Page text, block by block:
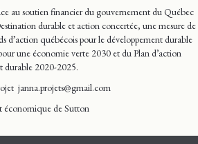
au soutien financier du gouvernement du Québec
durable et action concertée, une mesure de
d’action québécois pour le développement durable
une économie verte 2030 et du Plan d’action
durable 2020-2025.
janna.projets@gmail.com
économique de Sutton